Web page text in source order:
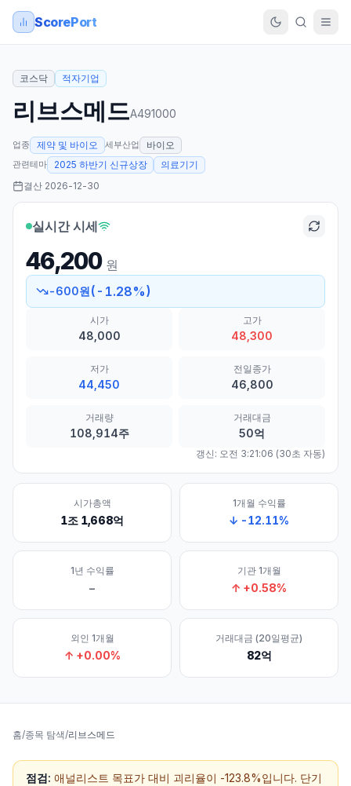
ScorePort
코스닥 적자기업
리브스메드A491000
업종 제약 및 바이오 세부산업 바이오
관련테마 2025 하반기 신규상장
의료기기
결산 2026-12-30
실시간 시세
46,200 원
-600원( -1.28%)
시가
48,000
고가
48,300
저가
44,450
전일종가
46,800
거래량
108,914주
거래대금
50억
갱신: 오전 3:21:06 (30초 자동)
시가총액
1조 1,668억
1개월 수익률
↓ -12.11%
1년 수익률
–
기관 1개월
↑ +0.58%
외인 1개월
↑ +0.00%
거래대금 (20일평균)
82억
홈/종목 탐색/리브스메드
점검: 애널리스트 목표가 대비 괴리율이 -123.8%입니다. 단기